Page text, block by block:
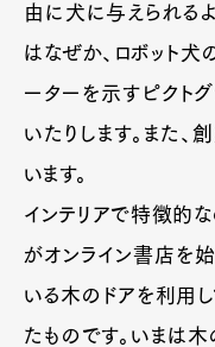
由に犬に与えられる
はなぜか、ロボット犬
ーターを示すピクト
いたりします。また
います。
インテリアで特徴的
がオンライン書店を
いる木のドアを利用
たものです。いまは